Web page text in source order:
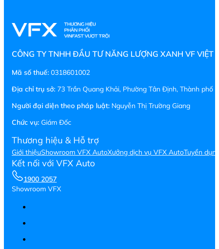
CÔNG TY TNHH ĐẦU TƯ NĂNG LƯỢNG XANH VF VIỆT
Mã số thuế: 0318601002
Địa chỉ trụ sở: 73 Trần Quang Khải, Phường Tân Định, Thành phố
Người đại diện theo pháp luật: Nguyễn Thị Trường Giang
Chức vụ: Giám Đốc
Thương hiệu & Hỗ trợ
Giới thiệuShowroom VFX AutoXưởng dịch vụ VFX AutoTuyển
Kết nối với VFX Auto
1900 2057
Showroom VFX